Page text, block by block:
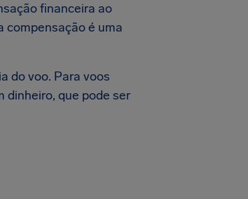
financeira ao
compensação é uma
do voo. Para voos
dinheiro, que pode ser